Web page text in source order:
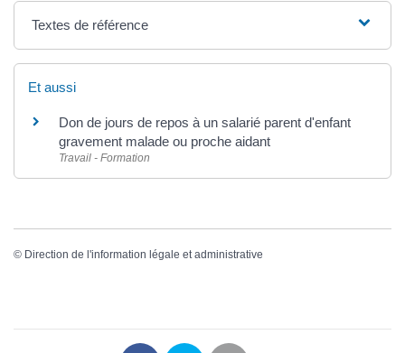
Textes de référence
Et aussi
Don de jours de repos à un salarié parent d'enfant
gravement malade ou proche aidant
Travail - Formation
© Direction de l'information légale et administrative